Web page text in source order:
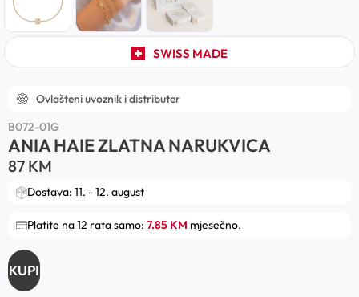
SWISS MADE
Ovlašteni uvoznik i distributer
B072-01G
ANIA HAIE ZLATNA NARUKVICA
87 KM
Dostava: 11. - 12. august
Platite na 12 rata samo: 7.85 KM mjesečno.
KUPI